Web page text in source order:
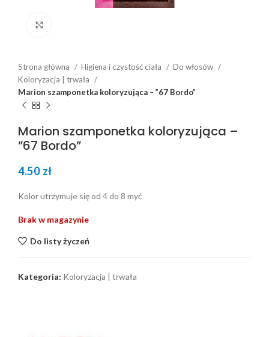
Strona główna Higiena i czystość ciała
Do włosów
Koloryzacja | trwała
Marion szamponetka koloryzująca – ”67 Bordo”
Marion szamponetka koloryzująca –
”67 Bordo”
4.50 zł
Kolor utrzymuje się od 4 do 8 myć
Brak w magazynie
Do listy życzeń
Kategoria: Koloryzacja | trwała